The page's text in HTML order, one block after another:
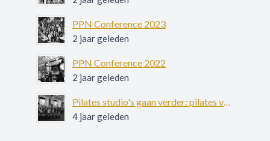
PPN Conference 2023
2 jaar geleden
PPN Conference 2022
2 jaar geleden
4 jaar geleden